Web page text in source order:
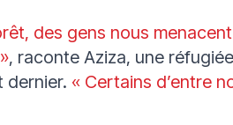
des gens nous
, raconte Aziza, une
dernier. « Certains d’entre